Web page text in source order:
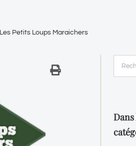
Les Petits Loups Maraichers